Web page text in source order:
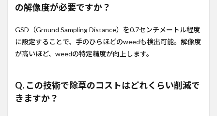
の解像度が必要ですか？
GSD（Ground Sampling Distance）を0.7センチメートル程度
に設定することで、手のひらほどのweedも検出可能。解像度
が高いほど、weedの特定精度が向上します。
Q. この技術で除草のコストはどれくらい削減で
きますか？